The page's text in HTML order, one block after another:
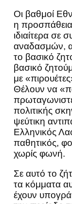
Οι βαθμοί
η
ιδιαίτερα σε
αναδασμών,
το βασικό
βασικό
με
Θέλουν να
πολιτικής
ψεύτικη
Ελληνικός
παθητικός,
χωρίς φωνή.
Σε αυτό το
τα κόμματα
έχουν